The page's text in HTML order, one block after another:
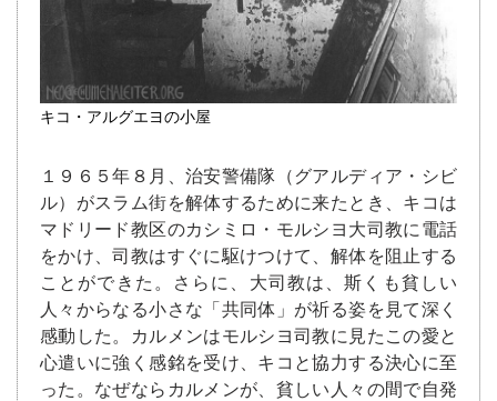
キコ・アルグエヨの小屋
１９６５年８月、治安警備隊（グアルディア・シビ
ル）がスラム街を解体するために来たとき、キコは
マドリード教区のカシミロ・モルシヨ大司教に電話
をかけ、司教はすぐに駆けつけて、解体を阻止する
ことができた。さらに、大司教は、斯くも貧しい
人々からなる小さな「共同体」が祈る姿を見て深く
感動した。カルメンはモルシヨ司教に見たこの愛と
心遣いに強く感銘を受け、キコと協力する決心に至
った。なぜならカルメンが、貧しい人々の間で自発